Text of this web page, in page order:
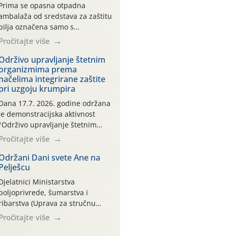
se opasna otpadna
od sredstava za zaštitu
označena samo s
i oznakom
CROCPA EKO MODEL:
ambalaža kao i
drugih proizvoda koji
sredstva za zaštitu bilja
(npr. ambalaža od mineralnih
se ne prihvaća.
je osiguran
povrat prazne
isključivo ovih tvrtki:
MAKS, AGRONOM,
TKI* (PINUS […]
više
upravljanje štetnim
prema
integrirane zaštite
uzgoju krumpira
17.7. 2026. godine održana
demonstracijska aktivnost
upravljanje štetnim
prema načelima
integrirane zaštite pri uzgoju
na pokusnom polju
kraj naselja Belica
parcela ID 2445031)
dio Međimurske
više
Dani svete Ane na
Ministarstva
šumarstva i
(Uprava za stručnu
razvoju poljoprivrede)
sudjelovali su na tradicionalnom
više